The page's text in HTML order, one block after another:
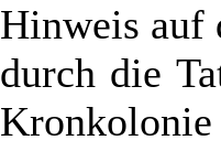
Hinweis auf
durch die